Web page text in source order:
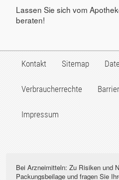
Lassen Sie sich vom
beraten!
Kontakt Sitemap
Verbraucherrechte
Impressum
Bei Arzneimitteln: Zu Risiken und
Packungsbeilage und fragen Sie